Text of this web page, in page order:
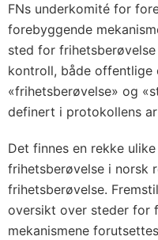
FNs underkomité for
forebyggende
sted for
kontroll, både offentlige
«frihetsberøvelse» og
definert i protokollens
Det finnes en rekke
frihetsberøvelse i norsk
frihetsberøvelse.
oversikt over steder for
mekanismene